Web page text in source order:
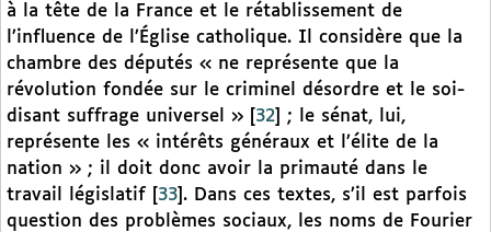
à la tête de la France et le rétablissement de
l’influence de l’Église catholique. Il considère que la
chambre des députés « ne représente que la
révolution fondée sur le criminel désordre et le soi-
disant suffrage universel »
32
; le sénat, lui,
représente les « intérêts généraux et l’élite de la
nation » ; il doit donc avoir la primauté dans le
travail législatif
33 . Dans ces textes, s’il est parfois
question des problèmes sociaux, les noms de Fourier